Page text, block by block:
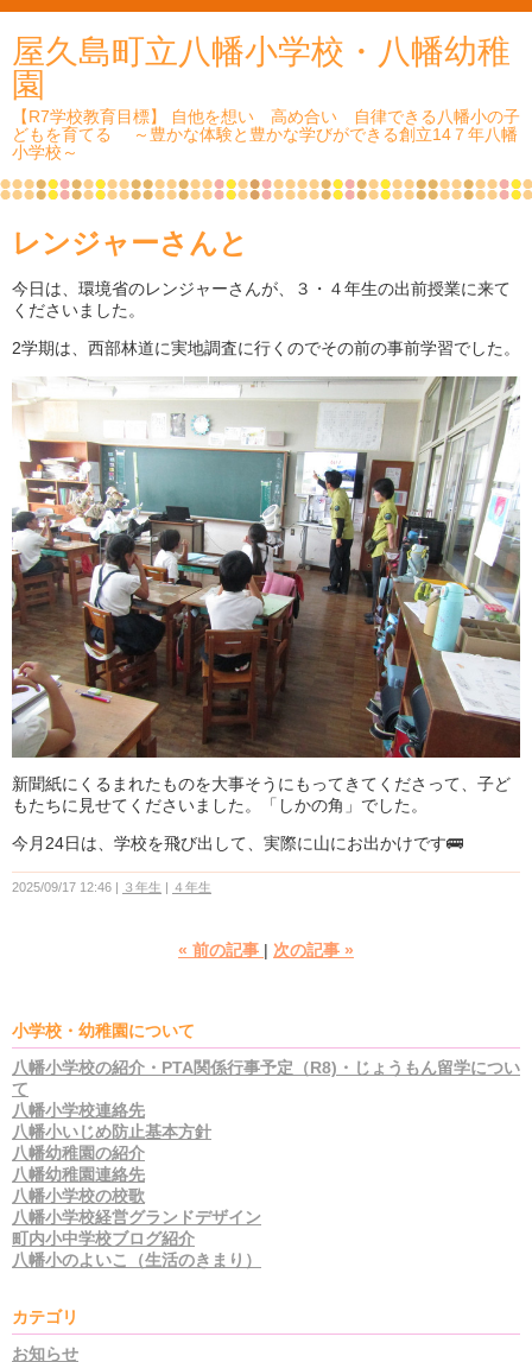
屋久島町立八幡小学校・八幡幼稚
園
【R7学校教育目標】 自他を想い 高め合い 自律できる八幡小の子
どもを育てる ～豊かな体験と豊かな学びができる創立14７年八幡
小学校～
レンジャーさんと
今日は、環境省のレンジャーさんが、３・４年生の出前授業に来て
くださいました。
2学期は、西部林道に実地調査に行くのでその前の事前学習でした。
新聞紙にくるまれたものを大事そうにもってきてくださって、子ど
もたちに見せてくださいました。「しかの角」でした。
今月24日は、学校を飛び出して、実際に山にお出かけです🚌
2025/09/17 12:46 ３年生 ４年生
« 前の記事 次の記事 »
小学校・幼稚園について
八幡小学校の紹介・PTA関係行事予定（R8)・じょうもん留学につい
て
八幡小学校連絡先
八幡小いじめ防止基本方針
八幡幼稚園の紹介
八幡幼稚園連絡先
八幡小学校の校歌
八幡小学校経営グランドデザイン
町内小中学校ブログ紹介
八幡小のよいこ（生活のきまり）
カテゴリ
お知らせ